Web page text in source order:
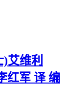
艾维利
红军 译 编